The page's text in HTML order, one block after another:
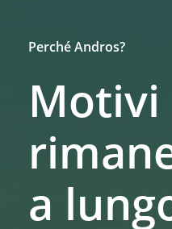
Perché Andros?
a